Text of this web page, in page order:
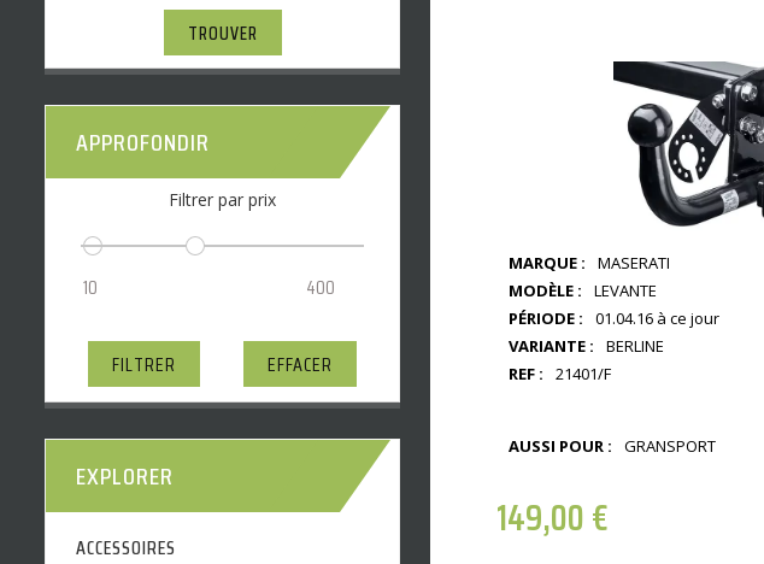
MARQUE :
MASERATI
MODÈLE :
LEVANTE
PÉRIODE :
01.04.16 à ce jour
VARIANTE :
BERLINE
REF :
21401/F
AUSSI POUR : GRANSPORT
149,00€
TROUVER
APPROFONDIR
Filtrer par prix
FILTRER EFFACER
EXPLORER
ACCESSOIRES